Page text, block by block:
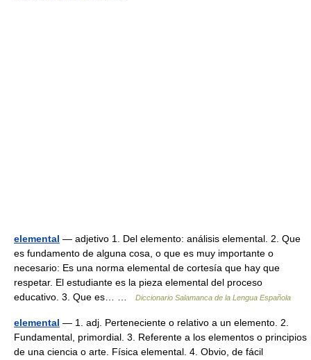
elemental — adjetivo 1. Del elemento: análisis elemental. 2. Que
es fundamento de alguna cosa, o que es muy importante o
necesario: Es una norma elemental de cortesía que hay que
respetar. El estudiante es la pieza elemental del proceso
educativo. 3. Que es… …
Diccionario Salamanca de la Lengua Española
elemental — 1. adj. Perteneciente o relativo a un elemento. 2.
Fundamental, primordial. 3. Referente a los elementos o principios
de una ciencia o arte. Física elemental. 4. Obvio, de fácil